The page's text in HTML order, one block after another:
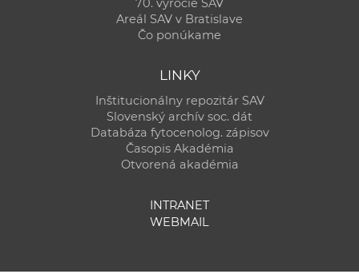
70. výročie SAV
Areál SAV v Bratislave
Čo ponúkame
LINKY
Inštitucionálny repozitár SAV
Slovenský archív soc. dát
Databáza fytocenolog. zápisov
Časopis Akadémia
Otvorená akadémia
INTRANET
WEBMAIL